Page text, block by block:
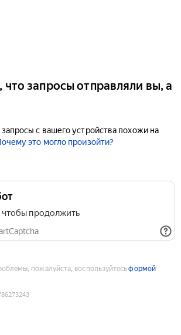
запросы отправляли вы, а
с вашего устройства похожи на
это могло произойти?
продолжить
пожалуйста, воспользуйтесьформой